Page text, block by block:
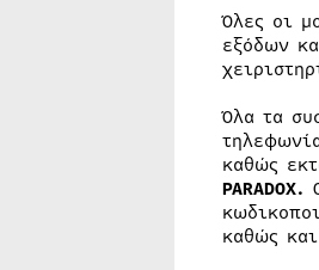
Όλες οι
εξόδων
Όλα τα
καθώς
PARADOX.
καθώς